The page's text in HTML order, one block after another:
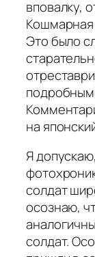
вповалку,
Кошмарная
Это было
на
Я
солдат
осознаю,
солдат.